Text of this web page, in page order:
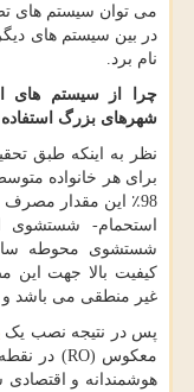
می توان سیستم های
در بین سیستم های
نام برد.
چرا از سیستم
شهرهای بزرگ
نظر به اینکه طبق
98٪ این مقدار
استحمام- شستشوی
شستشوی محوطه
کیفیت بالا جهت
غیر منطقی می باشد و
پس در نتیجه نصب یک
معکوس (RO) در
هوشمندانه و